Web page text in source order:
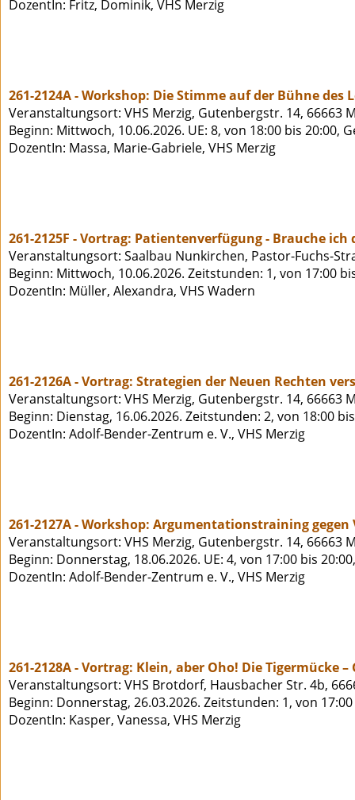
DozentIn: Fritz, Dominik, VHS Merzig
261-2124A - Workshop: Die Stimme auf der Bühne des
Veranstaltungsort: VHS Merzig, Gutenbergstr. 14, 66663
Beginn: Mittwoch, 10.06.2026. UE: 8, von 18:00 bis 20:00,
DozentIn: Massa, Marie-Gabriele, VHS Merzig
261-2125F - Vortrag: Patientenverfügung - Brauche ich
Veranstaltungsort: Saalbau Nunkirchen, Pastor-Fuchs-
Beginn: Mittwoch, 10.06.2026. Zeitstunden: 1, von 17:00
DozentIn: Müller, Alexandra, VHS Wadern
261-2126A - Vortrag: Strategien der Neuen Rechten
Veranstaltungsort: VHS Merzig, Gutenbergstr. 14, 66663
Beginn: Dienstag, 16.06.2026. Zeitstunden: 2, von 18:00
DozentIn: Adolf-Bender-Zentrum e. V., VHS Merzig
261-2127A - Workshop: Argumentationstraining
Veranstaltungsort: VHS Merzig, Gutenbergstr. 14, 66663
Beginn: Donnerstag, 18.06.2026. UE: 4, von 17:00 bis
DozentIn: Adolf-Bender-Zentrum e. V., VHS Merzig
261-2128A - Vortrag: Klein, aber Oho! Die
Veranstaltungsort: VHS Brotdorf, Hausbacher Str. 4b,
Beginn: Donnerstag, 26.03.2026. Zeitstunden: 1, von
DozentIn: Kasper, Vanessa, VHS Merzig